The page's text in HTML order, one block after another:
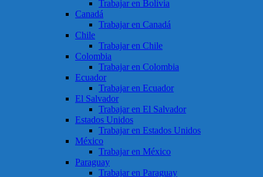
Trabajar en Bolivia
Canadá
Trabajar en Canadá
Chile
Trabajar en Chile
Colombia
Trabajar en Colombia
Ecuador
Trabajar en Ecuador
El Salvador
Trabajar en El Salvador
Estados Unidos
Trabajar en Estados Unidos
México
Trabajar en México
Paraguay
Trabajar en Paraguay